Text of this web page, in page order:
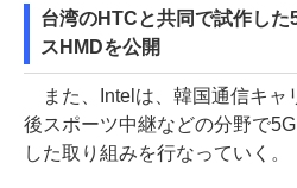
台湾のHTCと共同で試作した
スHMDを公開
また、Intelは、韓国通信キャ
後スポーツ中継などの分野で
した取り組みを行なっていく。